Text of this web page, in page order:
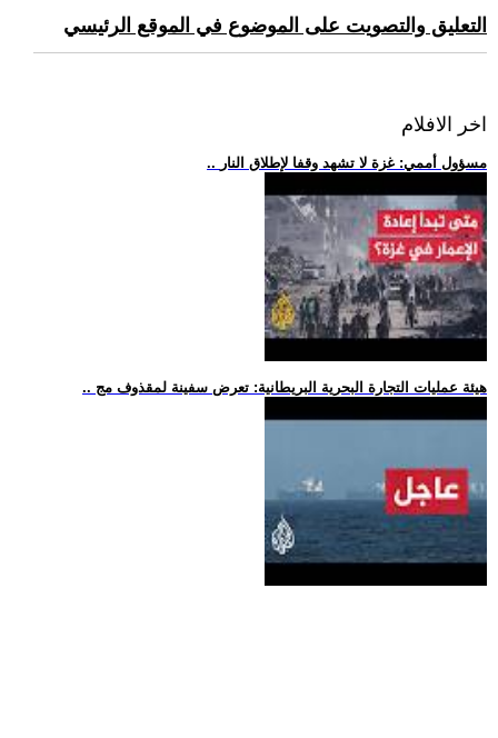
التعليق والتصويت على الموضوع في الموقع الرئيسي
اخر الافلام
.. مسؤول أممي: غزة لا تشهد وقفا لإطلاق النار
.. هيئة عمليات التجارة البحرية البريطانية: تعرض سفينة لمقذوف مج